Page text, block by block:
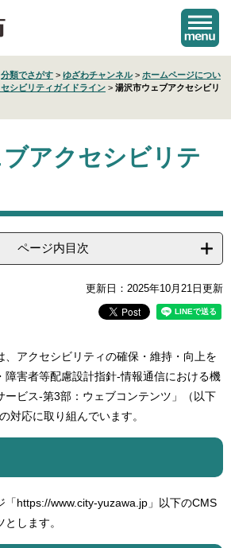
分類でさがす > ゆざわチャンネル > ホームページについ
シビリティガイドライン > 湯沢市ウェブアクセシビリ
アクセシビリテ
ページ内目次
更新日：2025年10月21日更新
、アクセシビリティの確保・維持・向上を
障害者等配慮設計指針-情報通信における機
ービス-第3部：ウェブコンテンツ」（以下
対応に取り組んでいます。
「https://www.city-yuzawa.jp」以下のCMS
します。